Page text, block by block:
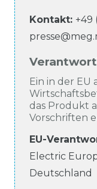
Kontakt: +49
Ein in der EU
das Produkt
Vorschriften
EU-
Electric
Deutschland